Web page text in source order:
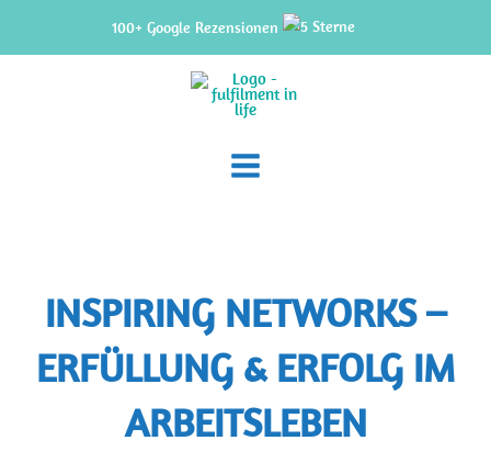
100+ Google Rezensionen
INSPIRING NETWORKS –
ERFÜLLUNG & ERFOLG IM
ARBEITSLEBEN